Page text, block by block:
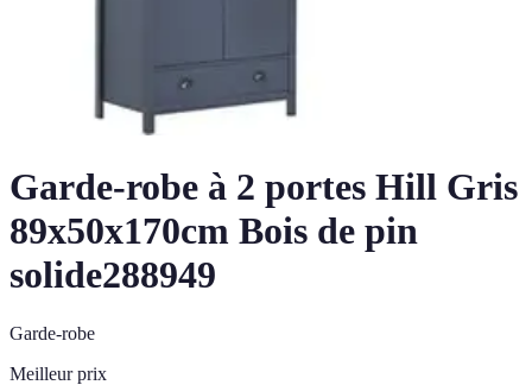
Garde-robe à 2 portes Hill Gris
89x50x170cm Bois de pin
solide288949
Garde-robe
Meilleur prix